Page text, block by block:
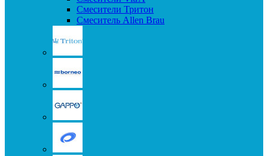
Смесители Тритон
Смеситель Allen Brau